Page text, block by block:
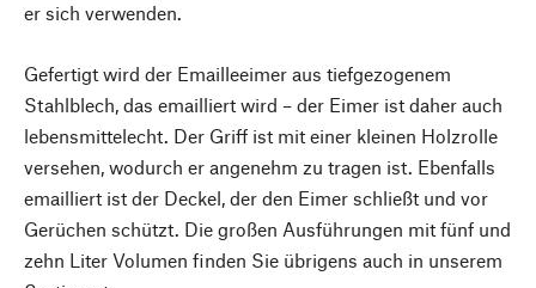
er sich verwenden.
Gefertigt wird der Emailleeimer aus tiefgezogenem
Stahlblech, das emailliert wird – der Eimer ist daher auch
lebensmittelecht. Der Griff ist mit einer kleinen Holzrolle
versehen, wodurch er angenehm zu tragen ist. Ebenfalls
emailliert ist der Deckel, der den Eimer schließt und vor
Gerüchen schützt. Die großen Ausführungen mit fünf und
zehn Liter Volumen finden Sie übrigens auch in unserem